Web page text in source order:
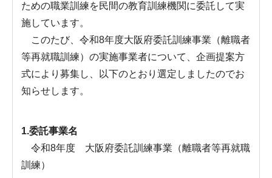
ための職業訓練を民間の教育訓練機関に委託して実
施しています。
このたび、令和8年度大阪府委託訓練事業（離職者
等再就職訓練）の実施事業者について、企画提案方
式により募集し、以下のとおり選定しましたのでお
知らせします。
1.委託事業名
令和8年度 大阪府委託訓練事業（離職者等再就職
訓練）